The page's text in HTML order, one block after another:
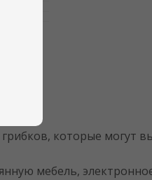
которые могут
мебель,